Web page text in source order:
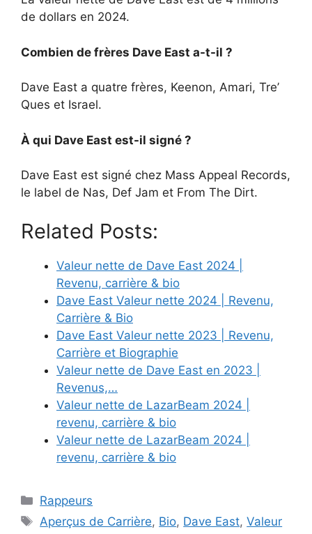
de dollars en 2024.
Combien de frères Dave East a-t-il ?
Dave East a quatre frères, Keenon, Amari, Tre’
Ques et Israel.
À qui Dave East est-il signé ?
Dave East est signé chez Mass Appeal Records,
le label de Nas, Def Jam et From The Dirt.
Related Posts:
Valeur nette de Dave East 2024 |
Revenu, carrière & bio
Dave East Valeur nette 2024 | Revenu,
Carrière & Bio
Dave East Valeur nette 2023 | Revenu,
Carrière et Biographie
Valeur nette de Dave East en 2023 |
Revenus,…
Valeur nette de LazarBeam 2024 |
revenu, carrière & bio
Valeur nette de LazarBeam 2024 |
revenu, carrière & bio
Categories
Rappeurs
Tags
Aperçus de Carrière, Bio, Dave East,Valeur